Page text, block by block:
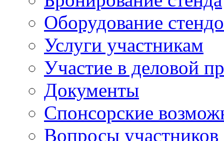
Оборудование
Услуги участникам
Участие в деловой
Документы
Спонсорские
Вопросы участников